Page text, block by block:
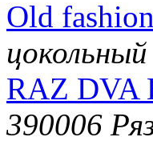
Old
RAZ DVA
390006